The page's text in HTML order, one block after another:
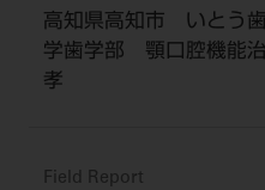
高知県高知市 いとう
学歯学部 顎口腔機能
孝
Field Report